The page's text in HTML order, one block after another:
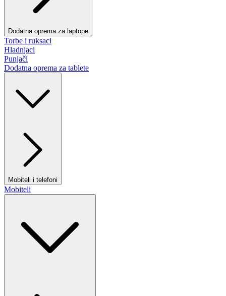
Dodatna oprema za laptope
Torbe i ruksaci
Hladnjaci
Punjači
Dodatna oprema za tablete
Mobiteli i telefoni
Mobiteli